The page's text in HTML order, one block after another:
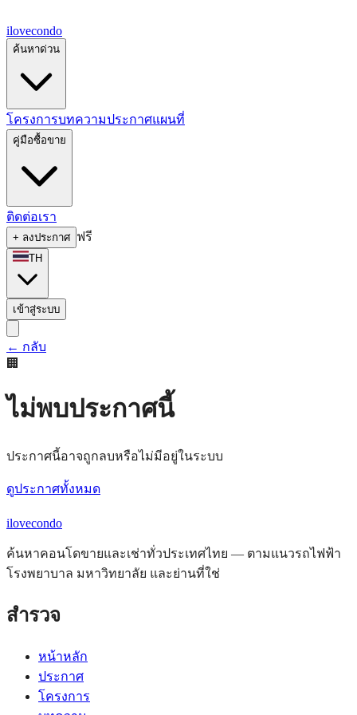
ilovecondo
ค้นหาด่วน
โครงการบทความประกาศแผนที่
คู่มือซื้อขาย
ติดต่อเรา
+ ลงประกาศ ฟรี
TH
เข้าสู่ระบบ
← กลับ
🏢
ไม่พบประกาศนี้
ประกาศนี้อาจถูกลบหรือไม่มีอยู่ในระบบ
ดูประกาศทั้งหมด
ilovecondo
ค้นหาคอนโดขายและเช่าทั่วประเทศไทย — ตามแนวรถไฟฟ้า
โรงพยาบาล มหาวิทยาลัย และย่านที่ใช่
สำรวจ
หน้าหลัก
ประกาศ
โครงการ